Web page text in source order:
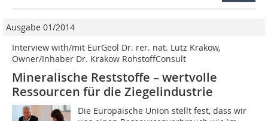
Ausgabe 01/2014
Interview with/mit EurGeol Dr. rer. nat. Lutz Krakow,
Owner/Inhaber Dr. Krakow RohstoffConsult
Mineralische Reststoffe – wertvolle
Ressourcen für die Ziegelindustrie
Die Europäische Union stellt fest, dass wir